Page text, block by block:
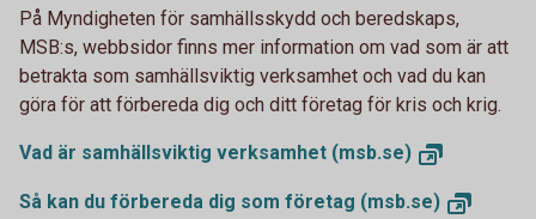
På Myndigheten för samhällsskydd och beredskaps,
MSB:s, webbsidor finns mer information om vad som är att
betrakta som samhällsviktig verksamhet och vad du kan
göra för att förbereda dig och ditt företag för kris och krig.
Vad är samhällsviktig verksamhet (msb.se)
Så kan du förbereda dig som företag (msb.se)